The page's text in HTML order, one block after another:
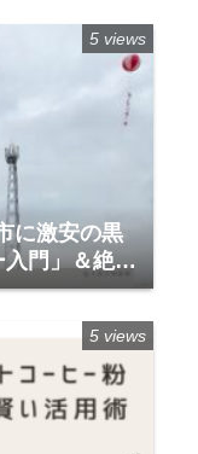
に激安の黒
門」＆絶対
5 views
5 views